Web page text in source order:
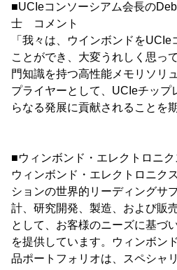
■UCIeコンソーシアム会長の
士 コメント
「我々は、ウインボンドを
ことができ、大変うれしく思っ
門知識を持つ高性能メモリソリ
プライヤーとして、UCIeチップ
らなる発展に貢献されることを
■ウィンボンド・エレクトロニク
ウィンボンド・エレクトロニク
ションの世界的リーディングサ
計、研究開発、製造、および販
として、お客様のニーズに基づ
を提供しています。ウィンボン
品ポートフォリオは、スペシャ